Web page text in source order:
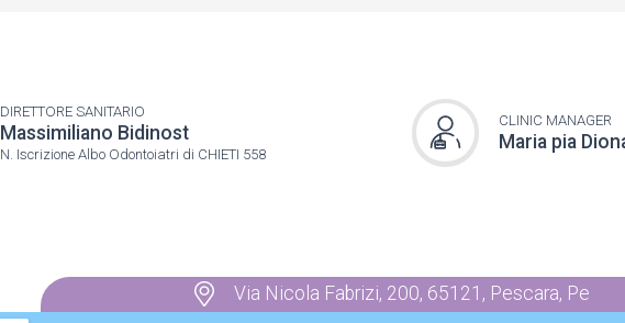
DIRETTORE SANITARIO
Massimiliano Bidinost
N. Iscrizione Albo Odontoiatri di CHIETI 558
CLINIC MANAGER
Maria pia
Via Nicola Fabrizi, 200, 65121, Pescara, Pe